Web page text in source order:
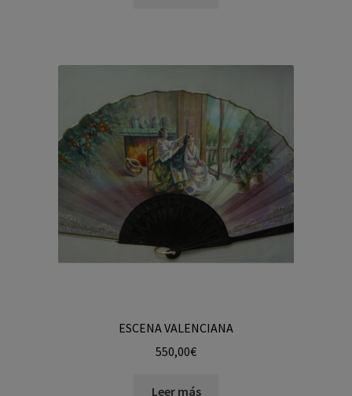
ESCENA VALENCIANA
550,00€
Leer más